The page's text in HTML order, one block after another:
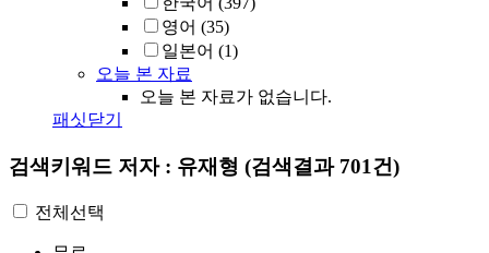
영어 (35)
일본어 (1)
오늘 본 자료
오늘 본 자료가 없습니다.
패싯닫기
검색키워드 저자 : 유재형 (검색결과 701건)
전체선택